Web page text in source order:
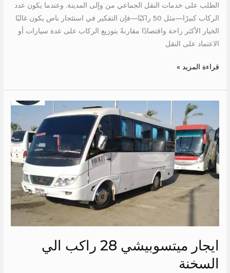
الطلب على خدمات النقل الجماعي من وإلى المدينة. وعندما يكون عدد
الركاب كبيرًا—مثل 50 راكبًا—فإن التفكير في استئجار باص يكون غالبًا
الخيار الأكثر راحة واقتصادًا مقارنةً بتوزيع الركاب على عدة سيارات أو
الاعتماد على النقل
قراءة المزيد »
ايجار ميتسوبيشي 28 راكب الي
السخنة
ميتسوبيشي
28
راكب
الي
السخنة